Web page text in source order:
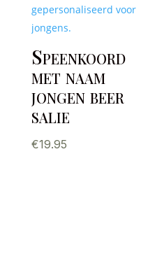
Speenkoord
met naam
jongen beer
salie
€19.95